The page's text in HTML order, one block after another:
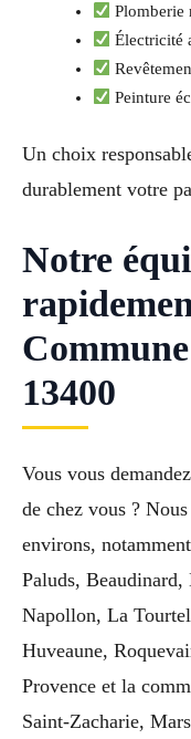
Plomberie
Électricité
Peinture
Un choix
durablement votre
Notre
13400
Vous vous
de chez vous ?
environs,
Paluds,
Napollon, La
Huveaune,
Provence et la
Saint-Zacharie,